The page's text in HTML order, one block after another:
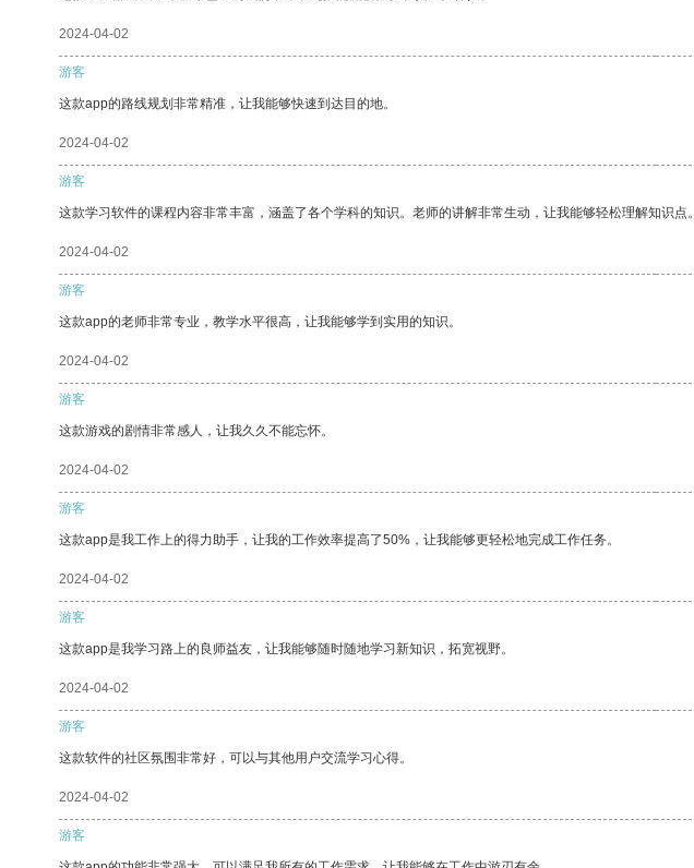
2024-04-02
游客
这款app的路线规划非常精准，让我能够快速到达目的地。
2024-04-02
游客
这款学习软件的课程内容非常丰富，涵盖了各个学科的知识。老师的讲解非常生动，让我能够轻松理解知识点。
2024-04-02
游客
这款app的老师非常专业，教学水平很高，让我能够学到实用的知识。
2024-04-02
游客
这款游戏的剧情非常感人，让我久久不能忘怀。
2024-04-02
游客
这款app是我工作上的得力助手，让我的工作效率提高了50%，让我能够更轻松地完成工作任务。
2024-04-02
游客
这款app是我学习路上的良师益友，让我能够随时随地学习新知识，拓宽视野。
2024-04-02
游客
这款软件的社区氛围非常好，可以与其他用户交流学习心得。
2024-04-02
游客